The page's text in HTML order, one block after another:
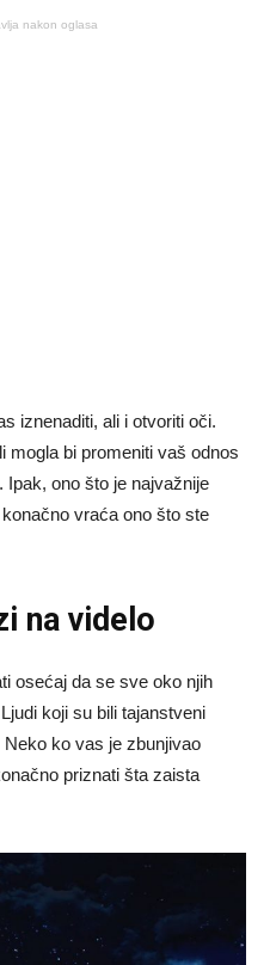
nakon oglasa
iznenaditi, ali i otvoriti oči.
mogla bi promeniti vaš odnos
Ipak, ono što je najvažnije
vraća ono što ste
na videlo
osećaj da se sve oko njih
koji su bili tajanstveni
ko vas je zbunjivao
priznati šta zaista